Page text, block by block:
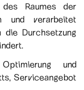
Raumes der
und verarbeitet
die Durchsetzung
und
Serviceangebot